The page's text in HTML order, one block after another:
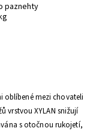
paznehty
oblíbené mezi chovateli
vrstvou XYLAN snižují
s otočnou rukojetí,